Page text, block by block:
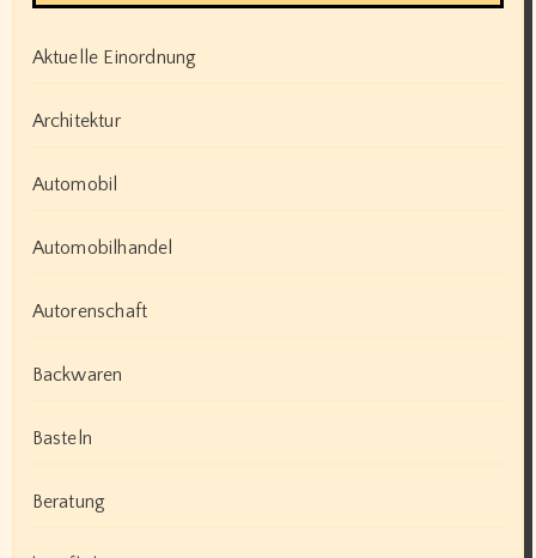
Aktuelle Einordnung
Architektur
Automobil
Automobilhandel
Autorenschaft
Backwaren
Basteln
Beratung